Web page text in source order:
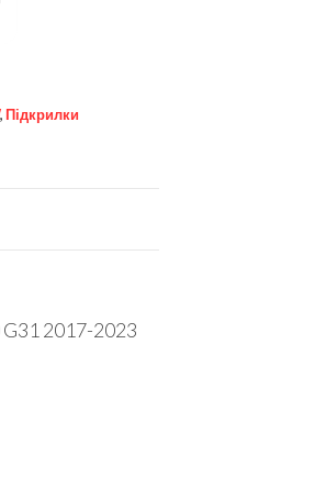
, Підкрилки
2017-2023